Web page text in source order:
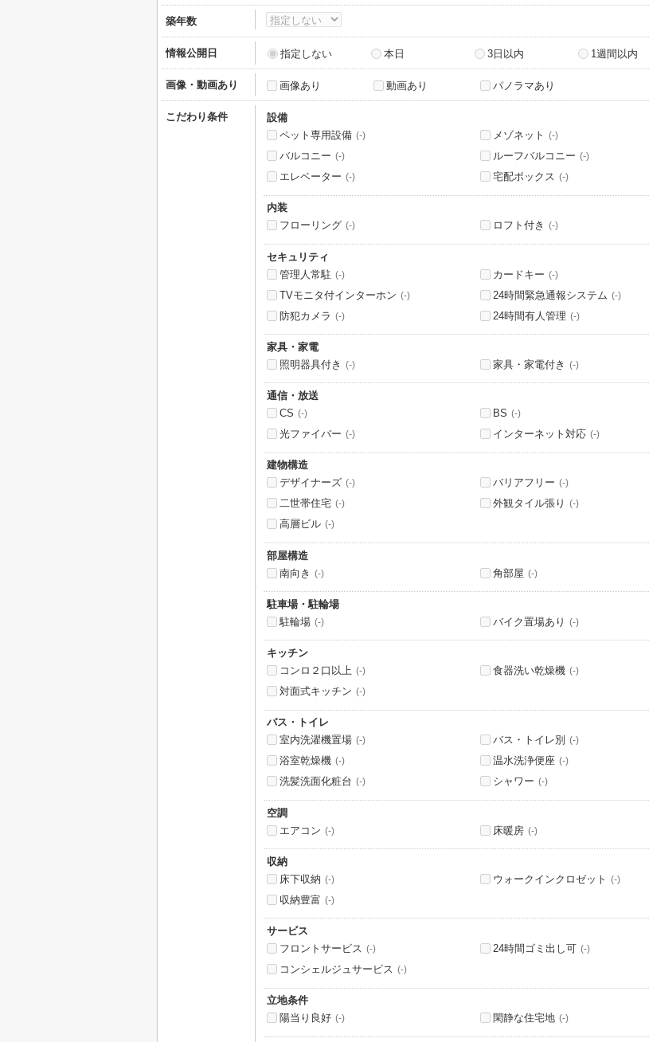
築年数
情報公開日 指定しない 本日 3日以内 1週間以内
画像・動画あり 画像あり 動画あり パノラマあり
こだわり条件
設備
ペット専用設備 (-) メゾネット (-)
バルコニー (-) ルーフバルコニー (-)
エレベーター (-) 宅配ボックス (-)
内装
フローリング (-) ロフト付き (-)
セキュリティ
管理人常駐 (-) カードキー (-)
TVモニタ付インターホン (-) 24時間緊急通報システム (-)
防犯カメラ (-) 24時間有人管理 (-)
家具・家電
照明器具付き
(-) 家具・家電付き (-)
通信・放送
CS (-) BS (-)
光ファイバー (-) インターネット対応 (-)
建物構造
デザイナーズ (-) バリアフリー (-)
二世帯住宅 (-) 外観タイル張り (-)
高層ビル (-)
部屋構造
南向き
(-) 角部屋 (-)
駐車場・駐輪場
駐輪場 (-) バイク置場あり (-)
キッチン
コンロ２口以上 (-) 食器洗い乾燥機 (-)
対面式キッチン (-)
バス・トイレ
室内洗濯機置場 (-) バス・トイレ別 (-)
浴室乾燥機 (-) 温水洗浄便座 (-)
洗髪洗面化粧台 (-) シャワー (-)
空調
エアコン (-) 床暖房 (-)
収納
床下収納 (-) ウォークインクロゼット (-)
収納豊富 (-)
サービス
フロントサービス (-) 24時間ゴミ出し可 (-)
コンシェルジュサービス (-)
立地条件
陽当り良好 (-) 閑静な住宅地 (-)